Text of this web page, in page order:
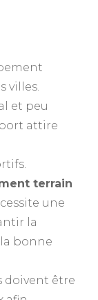
villes.
et peu
attire
terrain
une
la
bonne
doivent être